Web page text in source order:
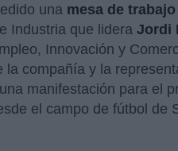
una mesa de
Industria que lidera Jordi
Innovación y
la compañía y la
manifestación para el
el campo de fútbol de